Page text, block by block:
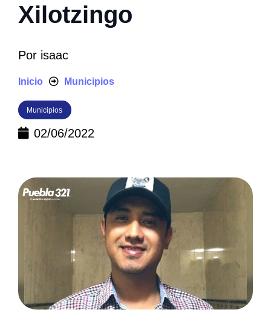
Xilotzingo
Por isaac
Inicio Municipios
Municipios
02/06/2022